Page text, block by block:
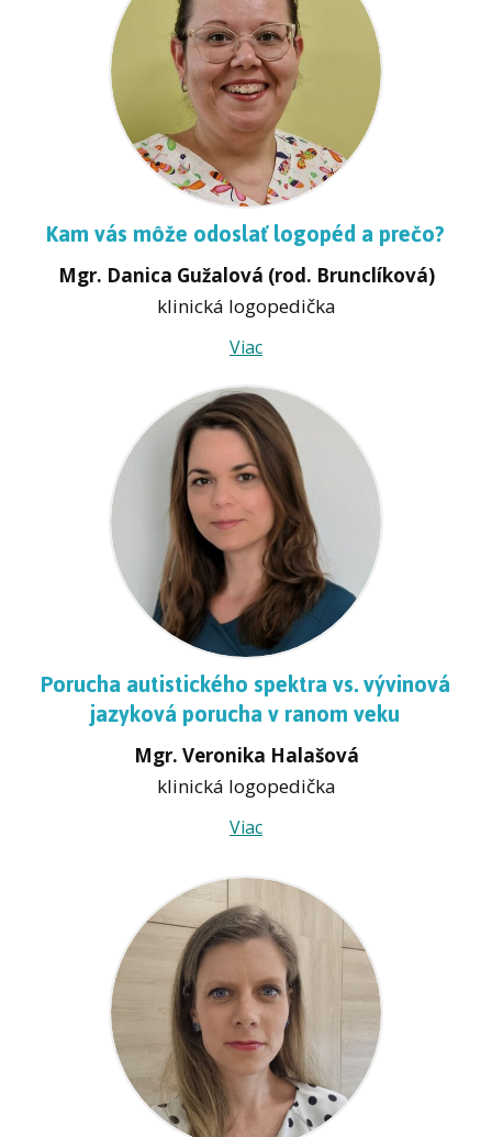
Kam vás môže odoslať logopéd a prečo?
Mgr. Danica Gužalová (rod. Brunclíková)
klinická logopedička
Viac
Porucha autistického spektra vs. vývinová
jazyková porucha v ranom veku
Mgr. Veronika Halašová
klinická logopedička
Viac